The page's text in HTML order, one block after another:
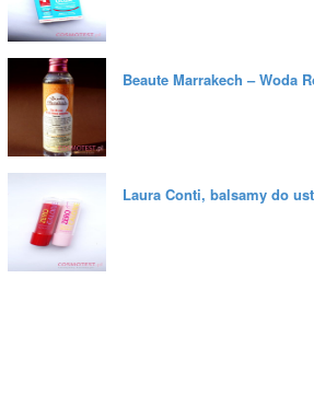
Beaute Marrakech – Woda
Laura Conti, balsamy do